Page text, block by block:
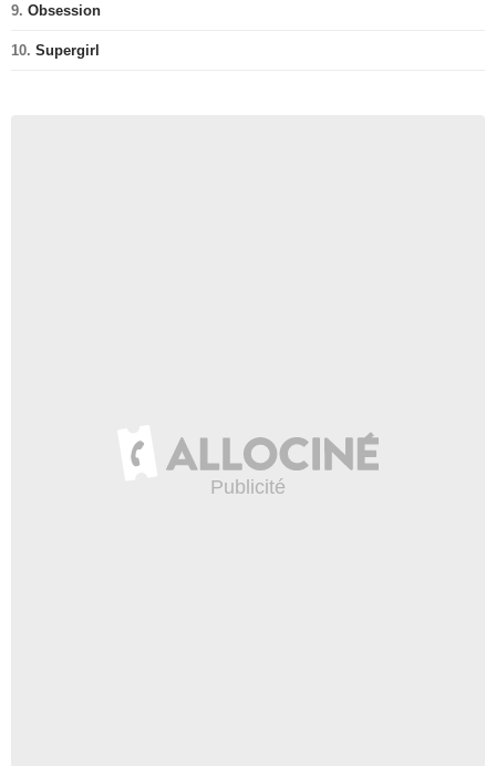
9. Obsession
10. Supergirl